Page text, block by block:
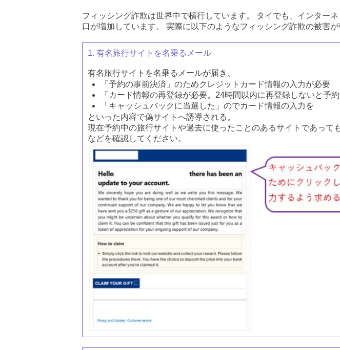
フィッシング詐欺は世界中で横行しています。 タイでも、インター
口が増加しています。 実際に以下のようなフィッシング詐欺の被害が
1. 有名旅行サイトを名乗るメール
有名旅行サイトを名乗るメールが届き、
「予約の事前決済」のためクレジットカード情報の入力が必要
「カード情報の再登録が必要。24時間以内に再登録しないと予約
「キャッシュバックに当選した」のでカード情報の入力を
といった内容で偽サイトへ誘導される。
現在予約中の旅行サイトや過去に使ったことのあるサイトであっ
などを確認してください。